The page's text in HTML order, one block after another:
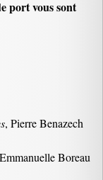
port vous sont
, Pierre Benazech
Boreau